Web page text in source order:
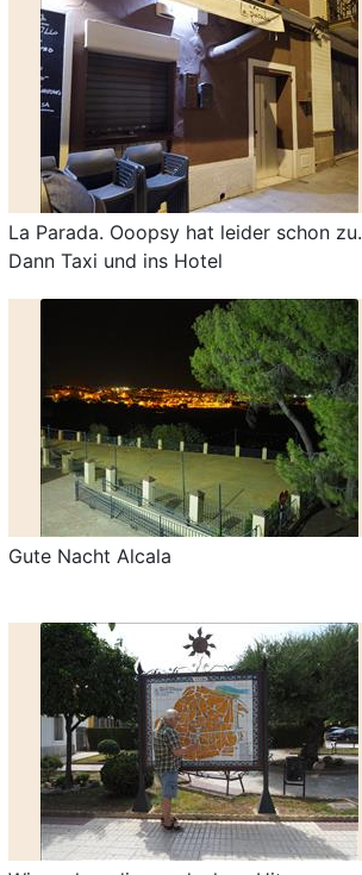
La Parada. Ooopsy hat leider schon zu.
Dann Taxi und ins Hotel
Gute Nacht Alcala